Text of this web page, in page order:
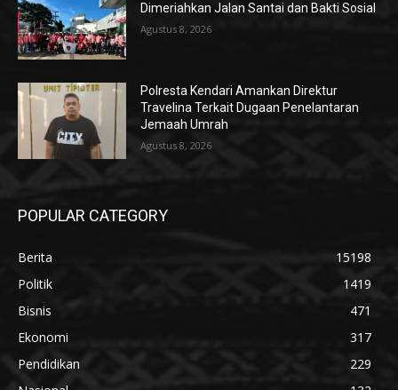
Dimeriahkan Jalan Santai dan Bakti Sosial
Agustus 8, 2026
Polresta Kendari Amankan Direktur
Travelina Terkait Dugaan Penelantaran
Jemaah Umrah
Agustus 8, 2026
POPULAR CATEGORY
Berita
15198
Politik
1419
Bisnis
471
Ekonomi
317
Pendidikan
229